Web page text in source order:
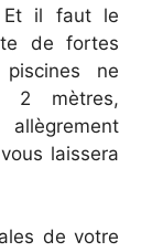
Et il faut le
de fortes
ne
2 mètres,
laissera
de votre